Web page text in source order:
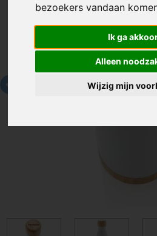
bezoekers vandaan
Ik ga
Alleen
Wijzig mijn